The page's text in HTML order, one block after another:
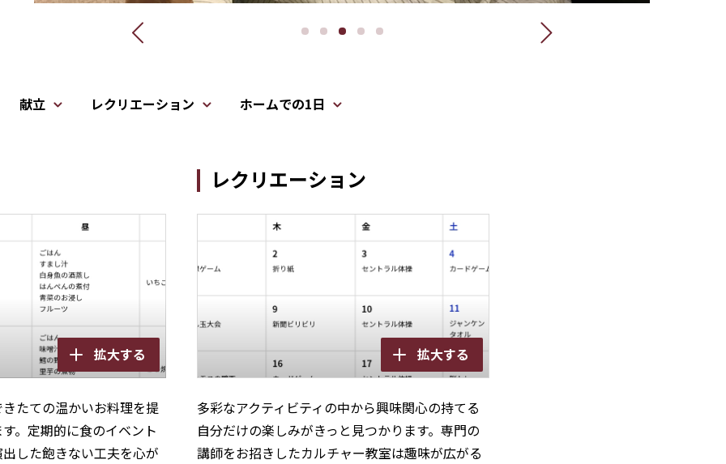
献立 レクリエーション ホームでの1日
拡大する
たての温かいお料理を提
。定期的に食のイベント
した飽きない工夫を心が
レクリエーション
拡大する
多彩なアクティビティの中から興味関心の持てる
自分だけの楽しみがきっと見つかります。専門の
講師をお招きしたカルチャー教室は趣味が広がる